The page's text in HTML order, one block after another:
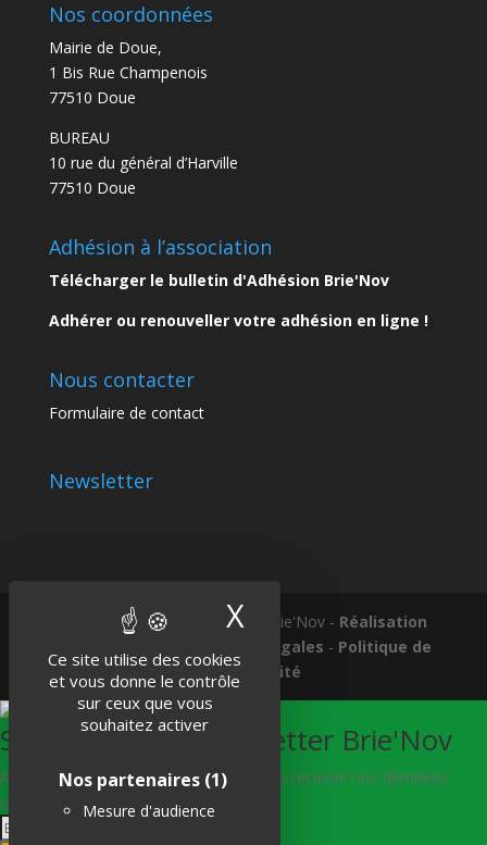
Ce site utilise des cookies
et vous donne le contrôle
sur ceux que vous
souhaitez activer
Nos partenaires (1)
Mesure d'audience
X Masquer le
Nos coordonnées
Mairie de Doue,
1 Bis Rue Champenois
77510 Doue
BUREAU
10 rue du général d’Harville
77510 Doue
Adhésion à l’association
Télécharger le bulletin d'Adhésion Brie'Nov
Adhérer ou renouveller votre adhésion en ligne !
Nous contacter
Formulaire de contact
Newsletter
Tous droits réservés © 2018 Brie'Nov - Réalisation
Mentions légales - Politique de
confidentialité
S'abonner à la Newsletter Brie'Nov
Abonnez-vous à notre newsletter afin de recevoir nos dernières
actualités.